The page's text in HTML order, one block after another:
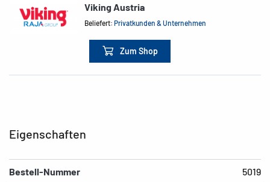
Viking Austria
Beliefert:Privatkunden & Unternehmen
Zum Shop
Eigenschaften
Bestell-Nummer 5019